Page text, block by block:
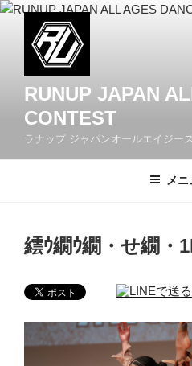
コ
ッ
RUNUP JAPAN
CONTEST
ラナップ ジャパンオールエイジー
メ
繧ｳ繝ｳ繝・せ繝・